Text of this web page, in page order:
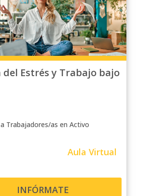
del Estrés y Trabajo bajo
Trabajadores/as en Activo
Aula Virtual
INFÓRMATE